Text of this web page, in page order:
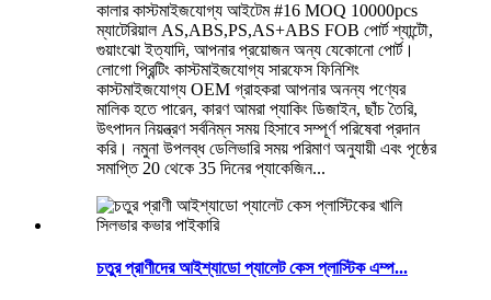
কালার কাস্টমাইজযোগ্য আইটেম #16 MOQ 10000pcs
ম্যাটেরিয়াল AS,ABS,PS,AS+ABS FOB পোর্ট শ্যান্টৌ,
গুয়াংঝো ইত্যাদি, আপনার প্রয়োজন অন্য যেকোনো পোর্ট।
লোগো প্রিন্টিং কাস্টমাইজযোগ্য সারফেস ফিনিশিং
কাস্টমাইজযোগ্য OEM গ্রাহকরা আপনার অনন্য পণ্যের
মালিক হতে পারেন, কারণ আমরা প্যাকিং ডিজাইন, ছাঁচ তৈরি,
উৎপাদন নিয়ন্ত্রণ সর্বনিম্ন সময় হিসাবে সম্পূর্ণ পরিষেবা প্রদান
করি। নমুনা উপলব্ধ ডেলিভারি সময় পরিমাণ অনুযায়ী এবং পৃষ্ঠের
সমাপ্তি 20 থেকে 35 দিনের প্যাকেজিন...
চতুর প্রাণীদের আইশ্যাডো প্যালেট কেস প্লাস্টিক এম্প...